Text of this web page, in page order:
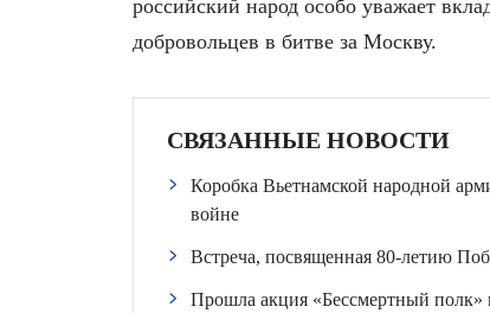
российский народ особо уважает
добровольцев в битве за Москву.
СВЯЗАННЫЕ НОВОСТИ
Коробка Вьетнамской народной
войне
Встреча, посвященная 80-летию
Прошла акция «Бессмертный